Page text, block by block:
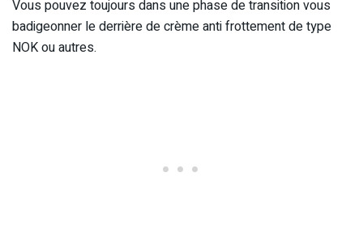
Vous pouvez toujours dans une phase de transition vous
badigeonner le derrière de crème anti frottement de type
NOK ou autres.